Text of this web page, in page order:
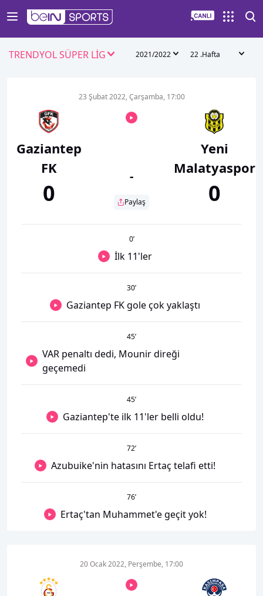
TRENDYOL SÜPER LİG 2021/2022 22 .Hafta
Gaziantep
FK
0
23 Şubat 2022, Çarşamba, 17:00
-
Paylaş
Yeni
Malatyaspor
0
0’
İlk 11'ler
30’
Gaziantep FK gole çok yaklaştı
45’
VAR penaltı dedi, Mounir direği
geçemedi
45’
Gaziantep'te ilk 11'ler belli oldu!
72’
Azubuike'nin hatasını Ertaç telafi etti!
76’
Ertaç'tan Muhammet'e geçit yok!
20 Ocak 2022, Perşembe, 17:00